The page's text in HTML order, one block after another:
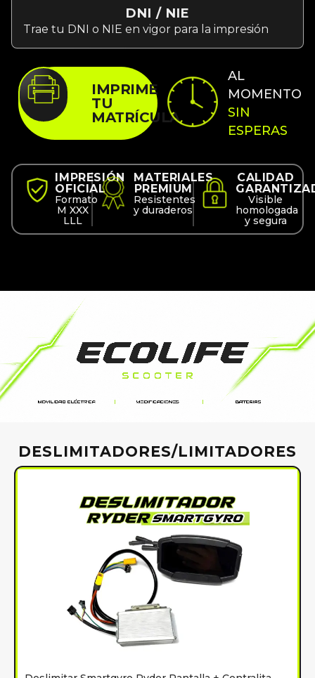
DNI / NIE
Trae tu DNI o NIE en vigor para la impresión
IMPRIME
TU
MATRÍCULA
AL
MOMENTO
SIN
ESPERAS
IMPRESIÓN
OFICIAL
Formato
M XXX
LLL
MATERIALES
PREMIUM
Resistentes
y duraderos
CALIDAD
Visible
homologada
y segura
DESLIMITADORES/LIMITADORES